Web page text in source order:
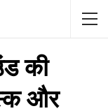
की
और